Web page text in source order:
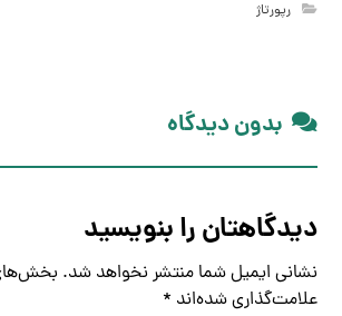
رپورتاژ
بدون دیدگاه
دیدگاهتان را بنویسید
نشانی ایمیل شما منتشر نخواهد شد.
علامت‌گذاری شده‌اند *